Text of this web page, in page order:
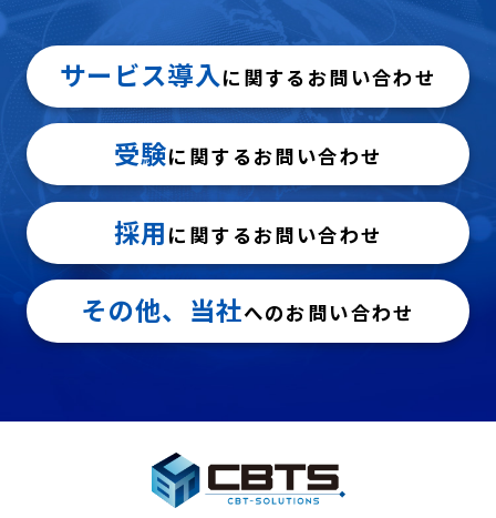
サービス導入に関するお問い合わせ
受験に関するお問い合わせ
採用 に関するお問い合わせ
その他、当社へのお問い合わせ